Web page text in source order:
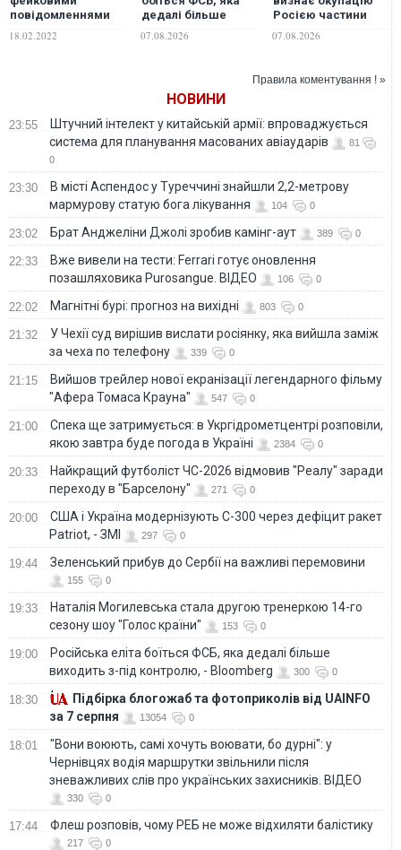
повідомленнями
зняття грошей з
18.02.2022
дедалі більше
контролю, -
07.08.2026
Росією частини
07.08.2026
Правила коментування ! »
НОВИНИ
23:55
Штучний інтелект у китайській армії: впроваджується
система для планування масованих авіаударів
81
0
23:30
В місті Аспендос у Туреччині знайшли 2,2-метрову
мармурову статую бога лікування
104 0
23:02 Брат Анджеліни Джолі зробив камінг-аут 389 0
22:33
Вже вивели на тести: Ferrari готує оновлення
позашляховика Purosangue. ВІДЕО
106 0
22:02 Магнітні бурі: прогноз на вихідні 803 0
21:32
У Чехії суд вирішив вислати росіянку, яка вийшла заміж
за чеха по телефону
339 0
21:15
Вийшов трейлер нової екранізації легендарного фільму
"Афера Томаса Крауна"
547 0
21:00
Спека ще затримується: в Укргідрометцентрі розповіли,
якою завтра буде погода в Україні
2384 0
20:33
Найкращий футболіст ЧС-2026 відмовив "Реалу" заради
переходу в "Барселону"
271 0
20:00
США і Україна модернізують С-300 через дефіцит ракет
Patriot, - ЗМІ
297 0
19:44 Зеленський прибув до Сербії на важливі перемовини
155 0
19:33
Наталія Могилевська стала другою тренеркою 14-го
сезону шоу "Голос країни"
153 0
19:00
Російська еліта боїться ФСБ, яка дедалі більше
виходить з-під контролю, - Bloomberg
300 0
18:30
Підбірка блогожаб та фотоприколів від UAINFO
за 7 серпня
13054 0
18:01
"Вони воюють, самі хочуть воювати, бо дурні": у
Чернівцях водія маршрутки звільнили після
зневажливих слів про українських захисників. ВІДЕО
330 0
17:44 Флеш розповів, чому РЕБ не може відхиляти балістику
217 0